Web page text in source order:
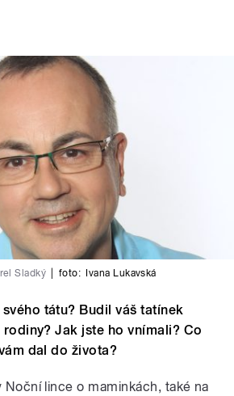
Sladký foto: Ivana Lukavská
tátu? Budil váš tatínek
Jak jste ho vnímali? Co
dal do života?
Noční lince o maminkách, také na